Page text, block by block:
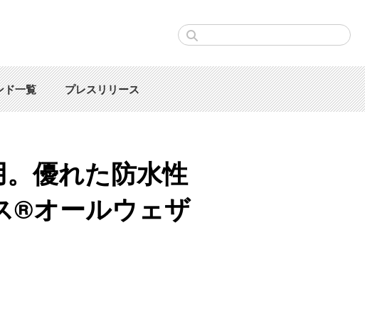
ド一覧 プレスリリース
優れた防水性
®オールウェザ